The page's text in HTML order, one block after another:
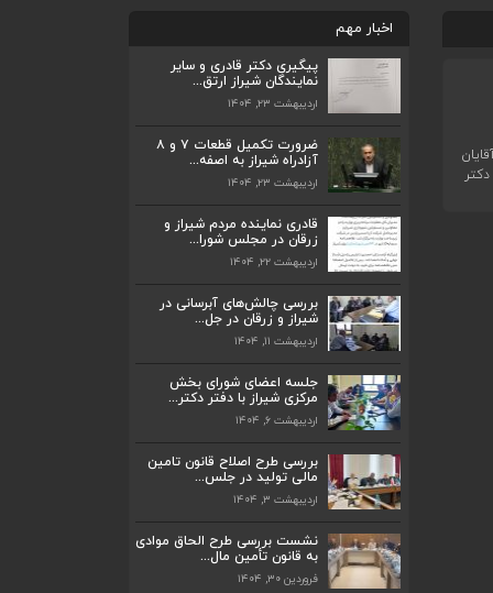
اخبار مهم
پیگیری دکتر قادری و سایر
نمایندگان شیراز ارتق...
اردیبهشت ۲۳, ۱۴۰۴
ضرورت تکمیل قطعات ۷ و ۸
آزادراه شیراز به اصفه...
اردیبهشت ۲۳, ۱۴۰۴
قادری نماینده مردم شیراز و
زرقان در مجلس شورا...
اردیبهشت ۲۲, ۱۴۰۴
بررسی چالش‌های آبرسانی در
شیراز و زرقان در جل...
اردیبهشت ۱۱, ۱۴۰۴
جلسه اعضای شورای بخش
مرکزی شیراز با دفتر دکتر...
اردیبهشت ۶, ۱۴۰۴
بررسی طرح اصلاح قانون تامین
مالی تولید در جلس...
اردیبهشت ۳, ۱۴۰۴
نشست بررسی طرح الحاق موادی
به قانون تأمین مال...
فروردین ۳۰, ۱۴۰۴
اردیبهشت ۲۳, ۱۴۰۴
قادری نماینده مردم شیراز و زرقان در مجلس
اردیبهشت ۲۲, ۱۴۰۴
بررسی چالش‌های آبرسانی در شیراز و زرقان
اردیبهشت ۱۱, ۱۴۰۴
جلسه اعضای شورای بخش مرکزی شیراز با
اردیبهشت ۶, ۱۴۰۴
ارتق...
اردیبهشت ۲۳, ۱۴۰۴
به اصفه...
اردیبهشت ۲۳, ۱۴۰۴